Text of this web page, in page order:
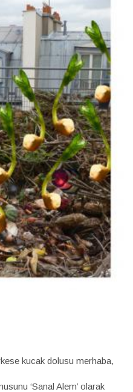
kucak dolusu merhaba,
‘Sanal Alem’ olarak